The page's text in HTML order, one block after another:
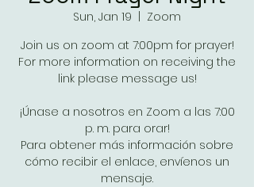
Sun, Jan 19
Zoom
Join us on zoom at 7:00pm for prayer!
For more information on receiving the
link please message us!
¡Únase a nosotros en Zoom a las 7:00
p. m. para orar!
Para obtener más información sobre
cómo recibir el enlace, envíenos un
mensaje.